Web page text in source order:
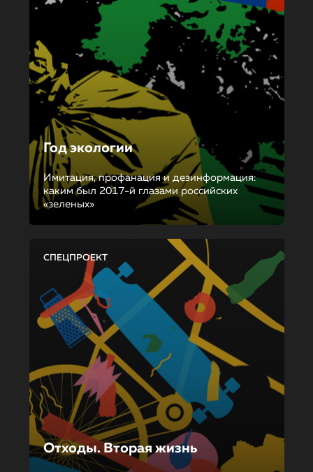
Год экологии
Имитация, профанация и дезинформация:
каким был 2017-й глазами российских
«зеленых»
СПЕЦПРОЕКТ
Отходы. Вторая жизнь